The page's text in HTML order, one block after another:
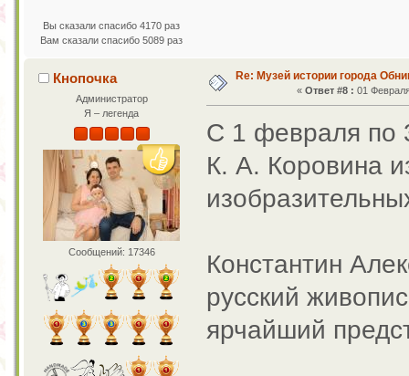
Вы сказали спасибо 4170 раз
Вам сказали спасибо 5089 раз
Кнопочка
Администратор
Я – легенда
Сообщений: 17346
Re: Музей истории города
« Ответ #8 : 01
С 1 февраля по
К. А. Коровина
Константин
русский
ярчайший